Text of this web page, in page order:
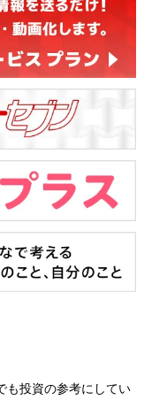
も投資の参考にしてい